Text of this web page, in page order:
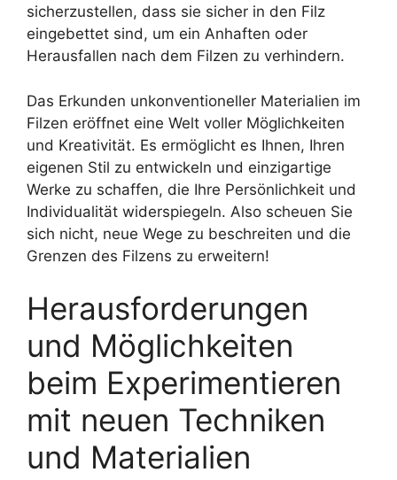
sicherzustellen, dass sie sicher in den Filz
eingebettet sind, um ein Anhaften oder
Herausfallen nach dem Filzen zu verhindern.
Das Erkunden unkonventioneller Materialien im
Filzen eröffnet eine Welt voller Möglichkeiten
und Kreativität. Es ermöglicht es Ihnen, Ihren
eigenen Stil zu entwickeln und einzigartige
Werke zu schaffen, die Ihre Persönlichkeit und
Individualität widerspiegeln. Also scheuen Sie
sich nicht, neue Wege zu beschreiten und die
Grenzen des Filzens zu erweitern!
Herausforderungen
und Möglichkeiten
beim Experimentieren
mit neuen Techniken
und Materialien